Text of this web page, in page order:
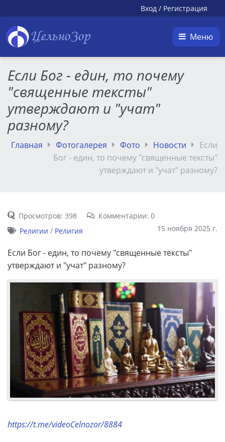
Вход / Регистрация
ЦельноЗор Меню
Если Бог - един, то почему
"священные тексты"
утверждают и "учат"
разному?
Главная Фотогалерея Фото Новости
Если
Бог - един, то почему "священные тексты"
утверждают и "учат" разному?
Просмотров: 398
Комментарии: 0
15 ноября 2025 г.
Религии / Религия
Если Бог - един, то почему "священные тексты"
утверждают и "учат" разному?
https://t.me/videoCelnozor/8884